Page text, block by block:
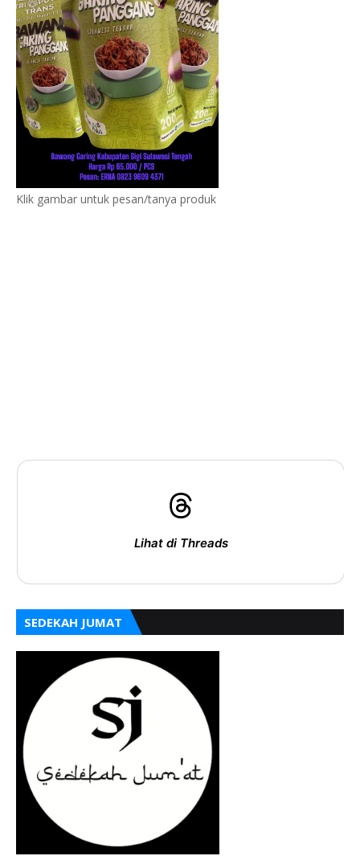
Klik gambar untuk pesan/tanya produk
Lihat di Threads
SEDEKAH JUMAT